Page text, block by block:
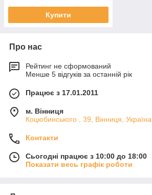
Купити
Про нас
Рейтинг не сформований
Менше 5 відгуків за останній рік
Працює з 17.01.2011
м. Вінниця
Коцюбинського , 39, Вінниця, Україна
Контакти
Сьогодні працює з 10:00 до 18:00
Показати весь графік роботи